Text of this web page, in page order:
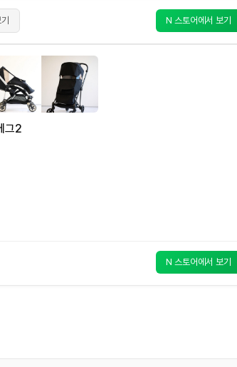
N 스토어에서 보기
그2
N 스토어에서 보기